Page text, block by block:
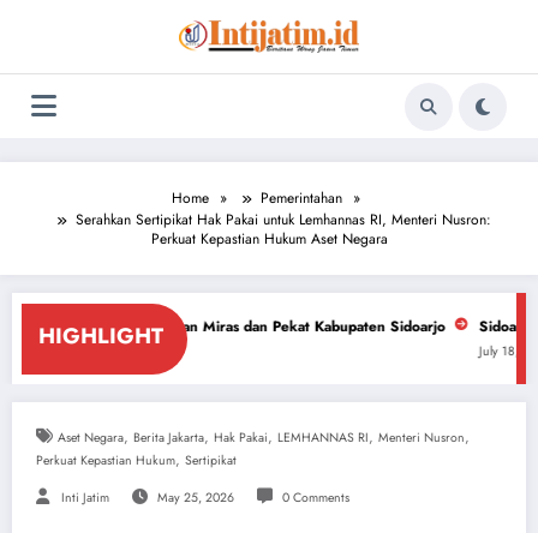
Home
Pemerintahan
Serahkan Sertipikat Hak Pakai untuk Lemhannas RI, Menteri Nusron:
Perkuat Kepastian Hukum Aset Negara
HIGHLIGHT
Miras dan Pekat Kabupaten Sidoarjo Sidoarjo Darurat Miras dan
Aset Negara, Berita Jakarta, Hak Pakai, LEMHANNAS RI, Menteri Nusron,
Perkuat Kepastian Hukum, Sertipikat
Inti Jatim May 25, 2026 0 Comments